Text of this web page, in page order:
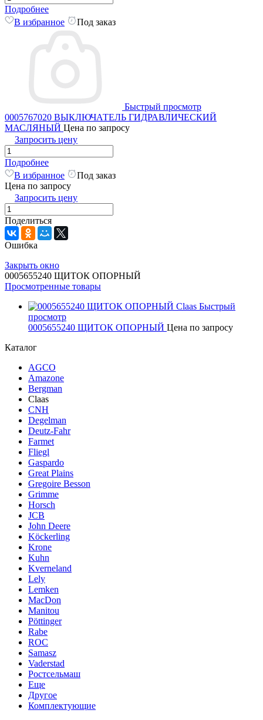
Подробнее
В избранное
Под заказ
Быстрый просмотр
0005767020 ВЫКЛЮЧАТЕЛЬ ГИДРАВЛИЧЕСКИЙ
МАСЛЯНЫЙ Цена по запросу
Запросить цену
Подробнее
В избранное
Под заказ
Цена по запросу
Запросить цену
Поделиться
Ошибка
Закрыть окно
0005655240 ЩИТОК ОПОРНЫЙ
Просмотренные товары
Быстрый
просмотр
0005655240 ЩИТОК ОПОРНЫЙ Цена по запросу
Каталог
AGCO
Amazone
Bergman
Claas
CNH
Degelman
Deutz-Fahr
Farmet
Fliegl
Gaspardo
Great Plains
Gregoire Besson
Grimme
Horsch
JCB
John Deere
Köckerling
Krone
Kuhn
Kverneland
Lely
Lemken
MacDon
Manitou
Pöttinger
Rabe
ROC
Samasz
Vaderstad
Ростсельмаш
Еще
Другое
Комплектующие